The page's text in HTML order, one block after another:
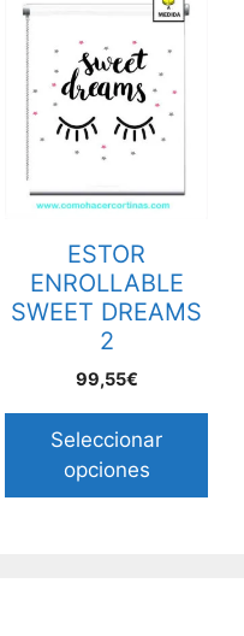
ESTOR
ENROLLABLE
SWEET DREAMS
2
99,55€
Seleccionar
opciones